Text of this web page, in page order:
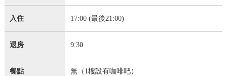
入住 17:00 (最後21:00)
退房 9:30
餐點 無（1樓設有咖啡吧）